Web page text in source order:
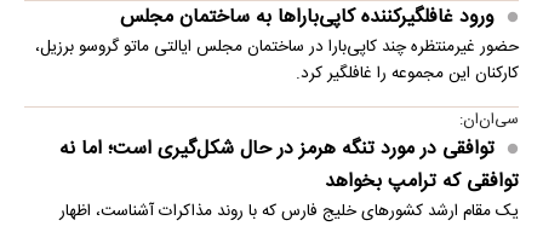
ورود غافلگیرکننده کاپی‌باراها به ساختمان مجلس
حضور غیرمنتظره چند کاپی‌بارا در ساختمان مجلس ایالتی ماتو گروسو برزیل،
کارکنان این مجموعه را غافلگیر کرد.
سی‌ان‌ان:
توافقی در مورد تنگه هرمز در حال شکل‌گیری است؛ اما نه
توافقی که ترامپ بخواهد
یک مقام ارشد کشورهای خلیج فارس که با روند مذاکرات آشناست، اظهار